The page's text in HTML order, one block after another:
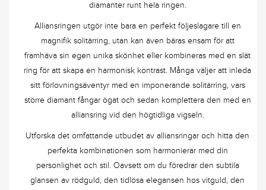
diamanter runt hela ringen.
Alliansringen utgör inte bara en perfekt följeslagare till en
magnifik solitärring, utan kan även bäras ensam för att
framhäva sin egen unika skönhet eller kombineras med en slät
ring för att skapa en harmonisk kontrast. Många väljer att inleda
sitt förlovningsäventyr med en imponerande solitärring, vars
större diamant fångar ögat och sedan komplettera den med en
alliansring vid den högtidliga vigseln.
Utforska det omfattande utbudet av alliansringar och hitta den
perfekta kombinationen som harmonierar med din
personlighet och stil. Oavsett om du föredrar den subtila
glansen av rödguld, den tidlösa elegansen hos vitguld, den